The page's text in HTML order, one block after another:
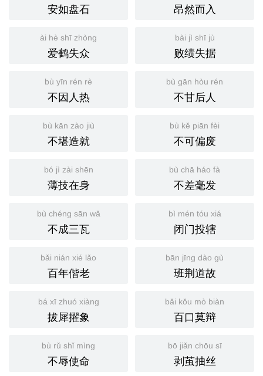
安如盘石 昂然而入
ài hè shī zhòng
爱鹤失众
bài jì shī jù
败绩失据
bù yīn rén rè
不因人热
bù gān hòu rén
不甘后人
bù kān zào jiù
不堪造就
bù kě piān fèi
不可偏废
bó jì zài shēn
薄技在身
bù chā háo fà
不差毫发
bù chéng sān wǎ
不成三瓦
bì mén tóu xiá
闭门投辖
bǎi nián xié lǎo
百年偕老
bān jīng dào gù
班荆道故
bá xī zhuó xiàng
拔犀擢象
bǎi kǒu mò biàn
百口莫辩
bù rǔ shǐ mìng
不辱使命
bō jiǎn chōu sī
剥茧抽丝